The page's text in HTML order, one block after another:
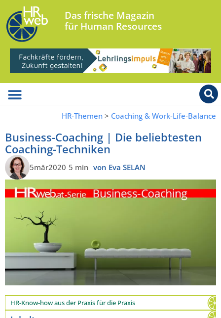
Das frische Magazin
für Human Resources
HR-Themen > Coaching & Work-Life-Balance
Business-Coaching | Die beliebtesten
Coaching-Techniken
5mär2020 5 min von Eva SELAN
HR-Know-how aus der Praxis für die Praxis